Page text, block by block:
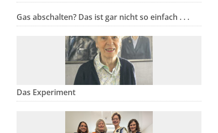
Gas abschalten? Das ist gar nicht so einfach . . .
Das Experiment